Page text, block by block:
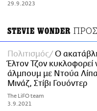
29.9.2023
STEVIE WONDER
Πολιτισμός
Ο
Έλτον Τζον κυκλοφορεί
άλμπουμ με Ντούα
Μινάζ, Στίβι Γουόντερ
The LiFO team
3.9.2021